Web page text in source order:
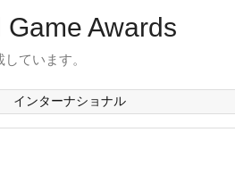
Awards
ています。
インターナショナル